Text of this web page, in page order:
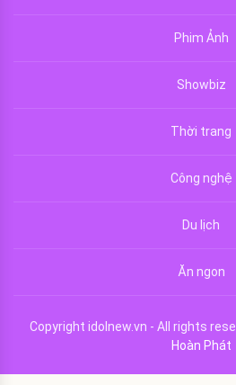
Phim Ảnh
Showbiz
Thời trang
Công nghệ
Du lịch
Ăn ngon
Copyright idolnew.vn - All rights
Hoàn Phát